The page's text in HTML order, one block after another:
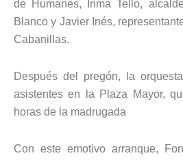
de Humanes, Inma Tello,
Blanco y Javier Inés,
Cabanillas.
Después del pregón, la
asistentes en la Plaza Mayor,
horas de la madrugada
Con este emotivo arranque,